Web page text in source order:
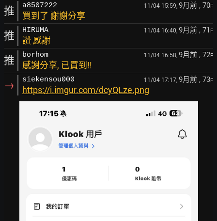
推 a8507222 11/04 15:59, 9月前 , 70F
買到了 謝謝分享
推 HIRUMA 11/04 16:40, 9月前 , 71 F
讚 感謝
推 borhom 11/04 16:58, 9月前 , 72F
感謝分享, 已買到!!
→ siekensou000 11/04 17:17, 9月前 , 73F
https://i.imgur.com/dcyQLze.png